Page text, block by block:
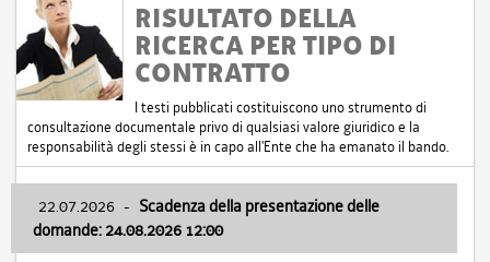
RISULTATO DELLA
RICERCA PER TIPO DI
CONTRATTO
I testi pubblicati costituiscono uno strumento di
consultazione documentale privo di qualsiasi valore giuridico e la
responsabilità degli stessi è in capo all'Ente che ha emanato il bando.
22.07.2026 - Scadenza della presentazione delle
domande: 24.08.2026 12:00